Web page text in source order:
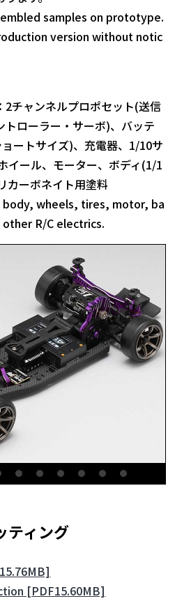
samples on prototype.
version without notic
チャンネルプロポセット(送信
ローラー・サーボ)、バッテ
ートサイズ)、充電器、1/10サ
イール、モーター、ボディ(1/1
カーボネイト用塗料
wheels, tires, motor, ba
R/C electrics.
ティング
[PDF15.60MB]